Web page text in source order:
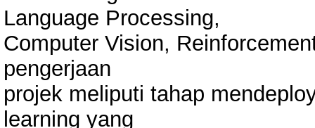
Language Processing,
Computer Vision,
pengerjaan
projek meliputi tahap
learning yang